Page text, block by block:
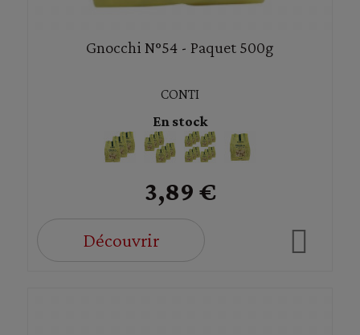
Gnocchi N°54 - Paquet 500g
CONTI
En stock
3,89 €
Découvrir